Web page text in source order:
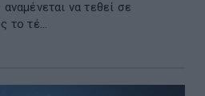
να τεθεί σε
το τέ...